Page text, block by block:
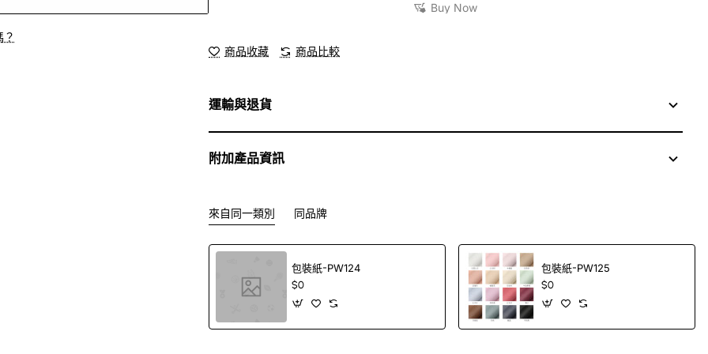
Buy Now
商品收藏 商品比較
運輸與退貨
附加產品資訊
來自同一類別 同品牌
包裝紙-PW124
$0
包裝紙-PW125
$0